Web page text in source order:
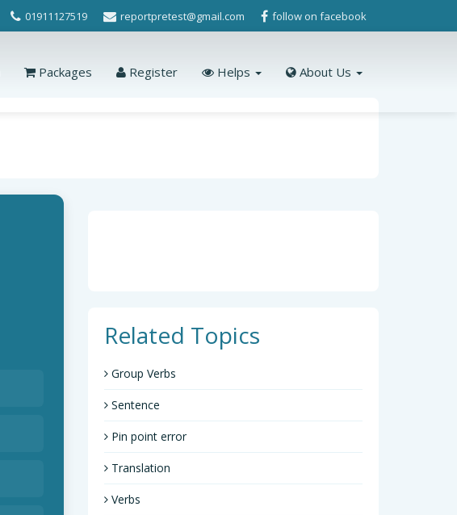
01911127519 reportpretest@gmail.com follow on facebook
Packages Register Helps About Us
Related Topics
Group Verbs
Sentence
Pin point error
Translation
Verbs